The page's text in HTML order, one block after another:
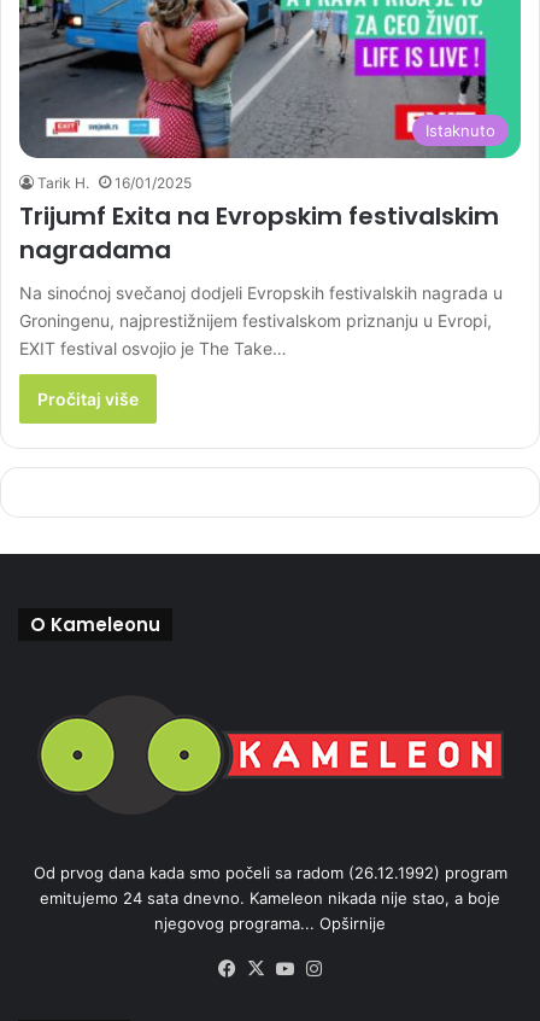
Istaknuto
Tarik H. 16/01/2025
Trijumf Exita na Evropskim festivalskim
nagradama
Na sinoćnoj svečanoj dodjeli Evropskih festivalskih nagrada u
Groningenu, najprestižnijem festivalskom priznanju u Evropi,
EXIT festival osvojio je The Take…
Pročitaj više
O Kameleonu
Od prvog dana kada smo počeli sa radom (26.12.1992) program
emitujemo 24 sata dnevno. Kameleon nikada nije stao, a boje
njegovog programa... Opširnije
Facebook
X YouTube